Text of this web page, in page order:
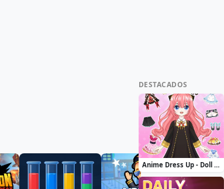
DESTACADOS
Anime Dress Up - Doll Dress Up